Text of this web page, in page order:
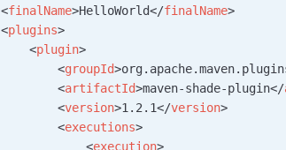
<finalName>HelloWorld</finalName>
<plugins>
<plugin>
<groupId>
<artifactId>maven-shade-plugin</
<version>1.2.1</version>
<executions>
<execution>